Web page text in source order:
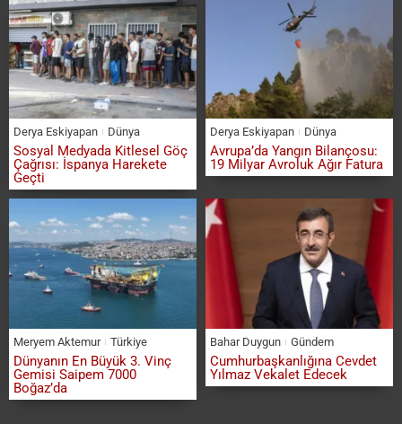
Derya Eskiyapan Dünya
Sosyal Medyada Kitlesel Göç
Çağrısı: İspanya Harekete
Geçti
Derya Eskiyapan Dünya
Avrupa’da Yangın Bilançosu:
19 Milyar Avroluk Ağır Fatura
Meryem Aktemur Türkiye
Dünyanın En Büyük 3. Vinç
Gemisi Saipem 7000
Boğaz’da
Bahar Duygun Gündem
Cumhurbaşkanlığına Cevdet
Yılmaz Vekalet Edecek